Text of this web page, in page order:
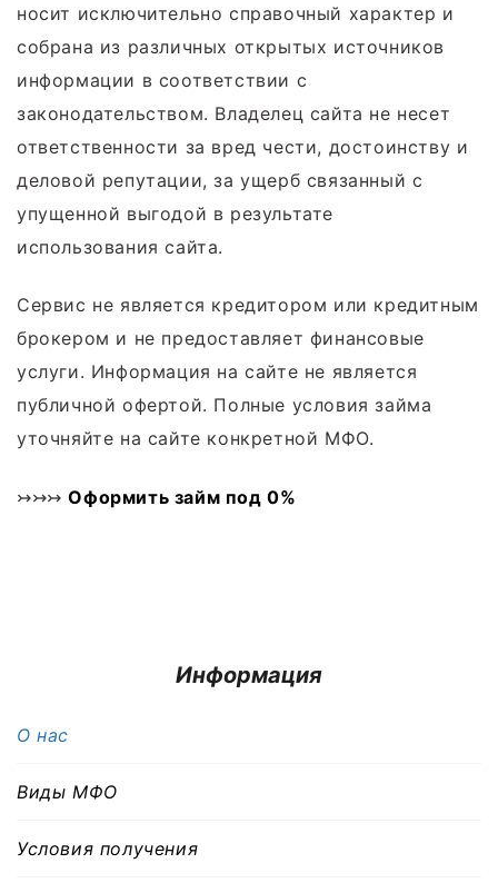
носит исключительно справочный характер и
собрана из различных открытых источников
информации в соответствии с
законодательством. Владелец сайта не несет
ответственности за вред чести, достоинству и
деловой репутации, за ущерб связанный с
упущенной выгодой в результате
использования сайта.
Сервис не является кредитором или кредитным
брокером и не предоставляет финансовые
услуги. Информация на сайте не является
публичной офертой. Полные условия займа
уточняйте на сайте конкретной МФО.
↣↣↣Оформить займ под 0%
Информация
О нас
Виды МФО
Условия получения